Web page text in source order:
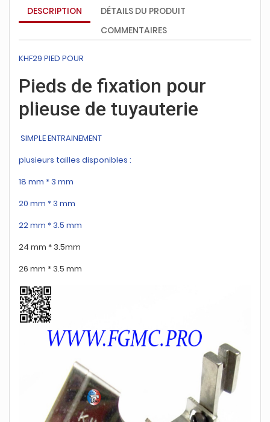
DESCRIPTION
DÉTAILS DU PRODUIT
COMMENTAIRES
KHF29 PIED POUR
Pieds de fixation pour
plieuse de tuyauterie
SIMPLE ENTRAINEMENT
plusieurs tailles disponibles :
18 mm * 3 mm
20 mm * 3 mm
22 mm * 3.5 mm
24 mm * 3.5mm
26 mm * 3.5 mm